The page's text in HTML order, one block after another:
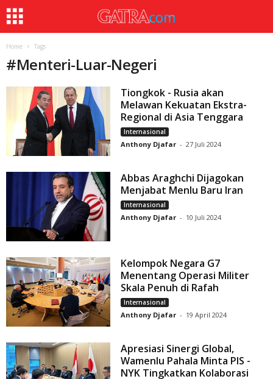
Home Tags
#Menteri-Luar-Negeri
Tiongkok - Rusia akan
Melawan Kekuatan Ekstra-
Regional di Asia Tenggara
Internasional
Anthony Djafar - 27 Juli 2024
Abbas Araghchi Dijagokan
Menjabat Menlu Baru Iran
Internasional
Anthony Djafar - 10 Juli 2024
Kelompok Negara G7
Menentang Operasi Militer
Skala Penuh di Rafah
Internasional
Anthony Djafar - 19 April 2024
Apresiasi Sinergi Global,
Wamenlu Pahala Minta PIS -
NYK Tingkatkan Kolaborasi